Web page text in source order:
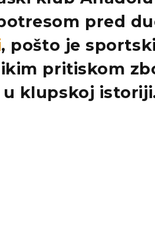
pred
, pošto je
pritiskom
u klupskoj